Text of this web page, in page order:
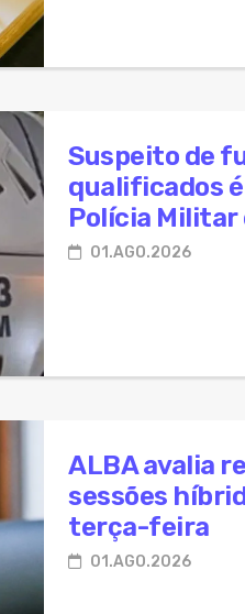
Suspeito de
qualificados
Polícia Militar
01.AGO.2026
ALBA avalia
sessões
terça-feira
01.AGO.2026